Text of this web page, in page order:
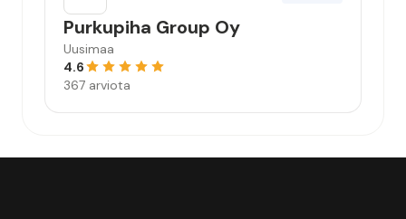
Purkupiha Group Oy
Uusimaa
4.6
367 arviota